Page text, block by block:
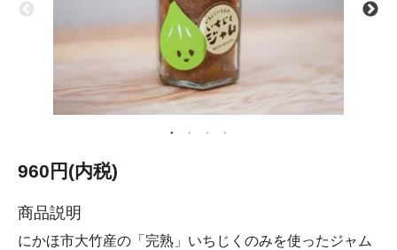
960円(内税)
商品説明
にかほ市大竹産の「完熟」いちじくのみを使ったジャム